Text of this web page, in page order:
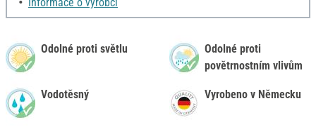
Odolné proti světlu
Vodotěsný
Odolné proti
povětrnostním vlivům
Vyrobeno v Německu